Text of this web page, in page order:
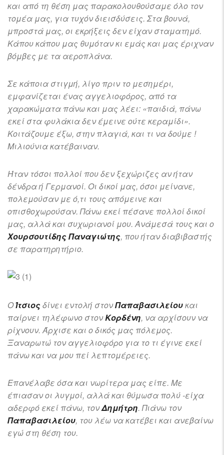
και από τη θέση μας παρακολουθούσαμε όλο τον
τομέα μας, για τυχόν διεισδύσεις. Στα βουνά,
μπροστά μας, οι εκρήξεις δεν είχαν σταματημό.
Κάπου κάπου μας θυμόταν κι εμάς και μας έριχναν
βόμβες με τα αεροπλάνα.
Σε κάποια στιγμή, λίγο πριν το μεσημέρι,
εμφανίζεται ένας αγγελιοφόρος, από τα
χαρακώματα πάνω και μας λέει: «παιδιά, πάνω
εκεί στα φυλάκια δεν έμεινε ούτε κεραμίδι».
Κοιτάζουμε έξω, στην πλαγιά, και τι να δούμε !
Μιλιούνια κατέβαιναν.
Ήταν τόσοι πολλοί που δεν ξεχώριζες αν ήταν
δένδρα ή Γερμανοί. Οι δικοί μας, όσοι μείνανε,
πολεμούσαν με ό,τι τους απόμεινε και
οπισθοχωρούσαν. Πάνω εκεί πέσανε πολλοί δικοί
μας, αλλά και συχωριανοί μου. Ανάμεσά τους και ο
Χουρσουτίδης Παναγιώτης, που ήταν διαβιβαστής
σε παρατηρητήριο.
ΟΊτσιοςδίνει εντολή στονΠαπαβασιλείουκαι
παίρνει τηλέφωνο στονΚορδένη, να αρχίσουν να
ρίχνουν. Άρχισε και ο δικός μας πόλεμος.
Ξαναρωτώ τον αγγελιοφόρο για το τι έγινε εκεί
πάνω και να μου πεί λεπτομέρειες.
Επανέλαβε όσα και νωρίτερα μας είπε. Με
έπιασαν οι λυγμοί, αλλά και θύμωσα πολύ -είχα
αδερφό εκεί πάνω, τονΔημήτρη. Πιάνω τον
Παπαβασιλείου, του λέω να κατέβει και ανεβαίνω
εγώ στη θέση του.